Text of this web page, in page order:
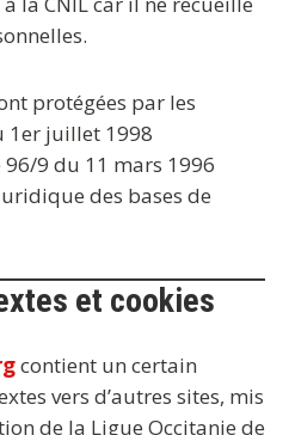
protégées par les
1er juillet 1998
9 du 11 mars 1996
des bases de
et cookies
contient un certain
vers d’autres sites, mis
de la Ligue Occitanie de